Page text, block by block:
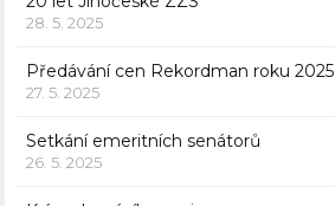
28. 5. 2025
Předávání cen Rekordman roku 2025
27. 5. 2025
Setkání emeritních senátorů
26. 5. 2025